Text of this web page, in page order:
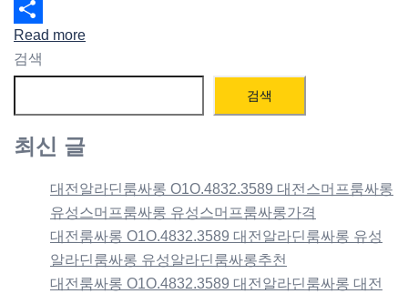
Email
Share
Read more
검색
검색
최신 글
대전알라딘룸싸롱 O1O.4832.3589 대전스머프룸싸롱
유성스머프룸싸롱 유성스머프룸싸롱가격
대전룸싸롱 O1O.4832.3589 대전알라딘룸싸롱 유성
알라딘룸싸롱 유성알라딘룸싸롱추천
대전룸싸롱 O1O.4832.3589 대전알라딘룸싸롱 대전